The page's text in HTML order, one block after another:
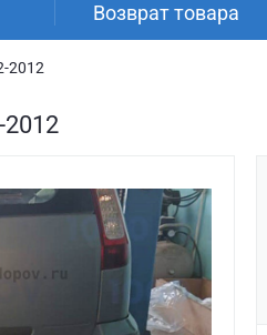
Возврат товара
2012